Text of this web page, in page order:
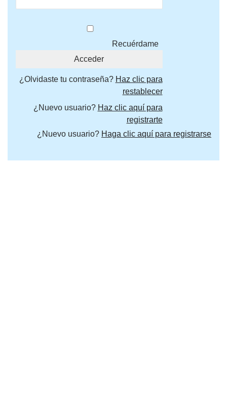
Recuérdame
¿Olvidaste tu contraseña? Haz clic para
restablecer
¿Nuevo usuario? Haz clic aquí para
registrarte
¿Nuevo usuario? Haga clic aquí para registrarse